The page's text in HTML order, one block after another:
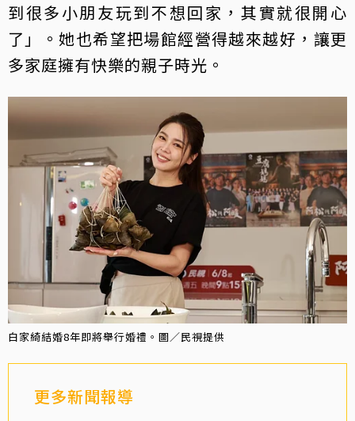
到很多小朋友玩到不想回家，其實就很開心
了」。她也希望把場館經營得越來越好，讓更
多家庭擁有快樂的親子時光。
白家綺結婚8年即將舉行婚禮。圖／民視提供
更多新聞報導